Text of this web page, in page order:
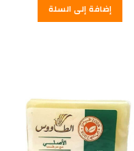
إضافة إلى السلة